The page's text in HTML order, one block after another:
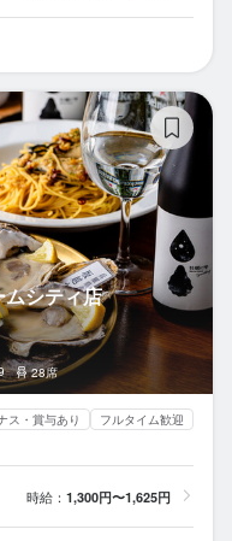
シティ店
28席
ス・賞与あり
フルタイム歓迎
時給： 1,300円〜1,625円